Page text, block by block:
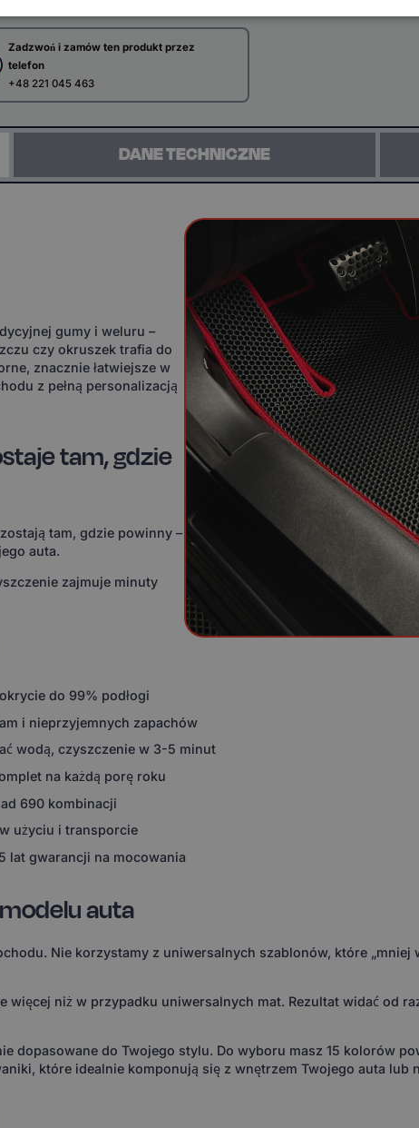
Zadzwoń i zamów ten produkt przez
telefon
+48 221 045 463
DANE TECHNICZNE
gumy i weluru –
czy okruszek trafia do
znacznie łatwiejsze w
z pełną personalizacją
tam, gdzie
tam, gdzie powinny –
auta.
zajmuje minuty
do 99% podłogi
i nieprzyjemnych zapachów
wodą, czyszczenie w 3-5 minut
na każdą porę roku
690 kombinacji
użyciu i transporcie
lat gwarancji na mocowania
auta
Nie korzystamy z uniwersalnych szablonów, które
więcej niż w przypadku uniwersalnych mat. Rezultat widać od
dopasowane do Twojego stylu. Do wyboru masz 15 kolorów
które idealnie komponują się z wnętrzem Twojego auta lub